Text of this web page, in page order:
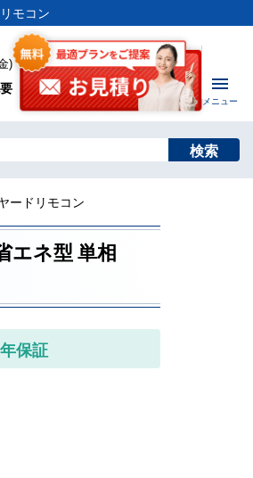
モコン
)
メニュー
検索
ードリモコン
エネ型 単相
保証